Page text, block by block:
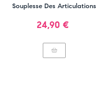
Souplesse Des Articulations
Prix
24,90 €